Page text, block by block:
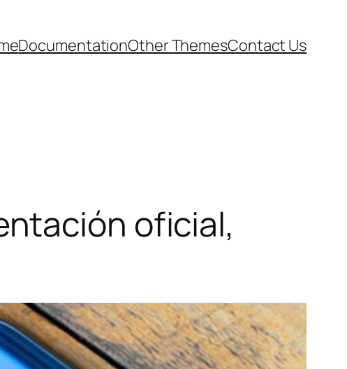
DocumentationOther ThemesContact Us
oficial,